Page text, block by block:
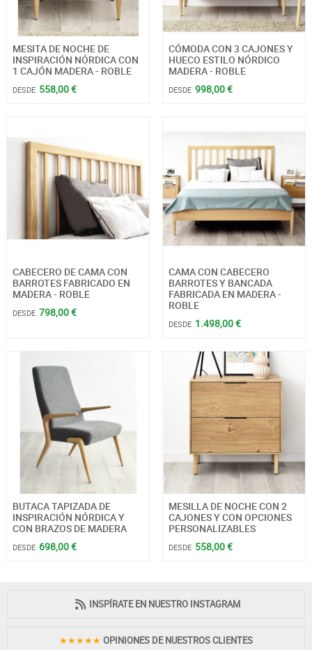
MESITA DE NOCHE DE
INSPIRACIÓN NÓRDICA CON
1 CAJÓN MADERA - ROBLE
DESDE 558,00 €
CÓMODA CON 3 CAJONES Y
HUECO ESTILO NÓRDICO
MADERA - ROBLE
DESDE 998,00 €
CABECERO DE CAMA CON
BARROTES FABRICADO EN
MADERA - ROBLE
DESDE 798,00 €
CAMA CON CABECERO
BARROTES Y BANCADA
FABRICADA EN MADERA -
ROBLE
DESDE 1.498,00 €
BUTACA TAPIZADA DE
INSPIRACIÓN NÓRDICA Y
CON BRAZOS DE MADERA
DESDE 698,00 €
MESILLA DE NOCHE CON 2
CAJONES Y CON OPCIONES
PERSONALIZABLES
DESDE 558,00 €
INSPÍRATE EN NUESTRO INSTAGRAM
★★★★★ OPINIONES DE NUESTROS CLIENTES